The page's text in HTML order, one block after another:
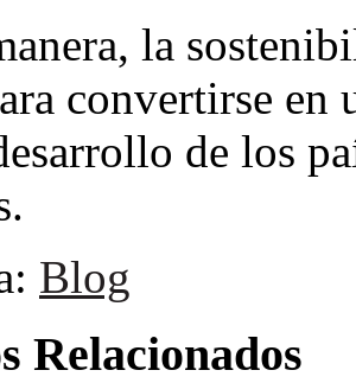
la
convertirse en
de los
Blog
Relacionados